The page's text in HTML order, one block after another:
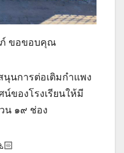
ภ์ ขอขอบคุณ
นการต่อเติมกำแพง
น์ของโรงเรียนให้มี
น ๑๙ ช่อง